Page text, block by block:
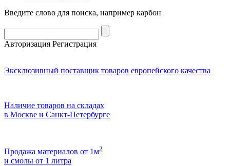
Введите слово для поиска, например карбон
Авторизация Регистрация
Эксклюзивный поставщик товаров европейского качества
Наличие товаров на складах
в Москве и Санкт-Петербурге
Продажа материалов от 1м2
и смолы от 1 литра